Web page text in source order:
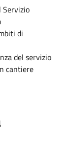
di
del servizio
cantiere